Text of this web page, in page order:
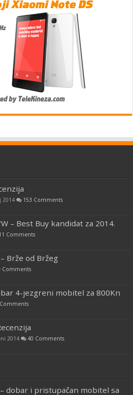
2014 153 Comments
– Best Buy kandidat za 2014.
Comments
Brže od Bržeg
Comments
4-jezgreni mobitel za 800Kn
2014 40 Comments
– dobar i pristupačan mobitel sa